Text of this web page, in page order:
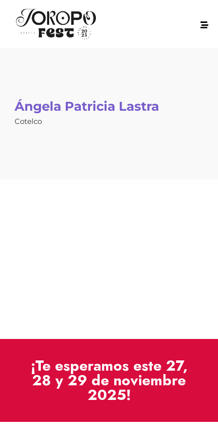
Ángela Patricia Lastra
Cotelco
¡Te esperamos este 27,
28 y 29 de noviembre
2025!